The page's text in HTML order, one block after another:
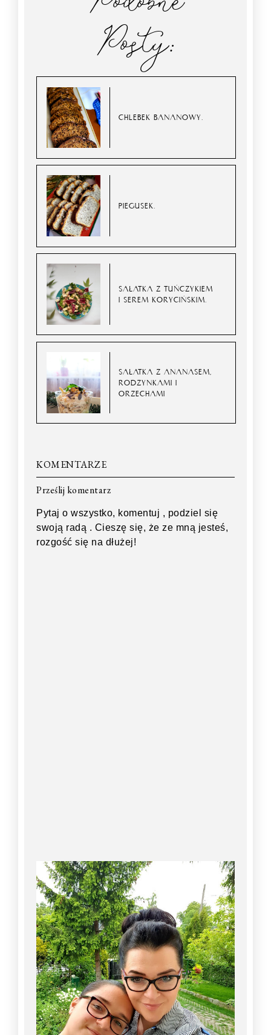
Posty:
CHLEBEK BANANOWY.
PIEGUSEK.
SAŁATKA Z TUŃCZYKIEM
I SEREM KORYCIŃSKIM.
SAŁATKA Z ANANASEM,
RODZYNKAMI I
ORZECHAMI
KOMENTARZE
Prześlij komentarz
Pytaj o wszystko, komentuj , podziel się
swoją radą . Cieszę się, że ze mną jesteś,
rozgość się na dłużej!